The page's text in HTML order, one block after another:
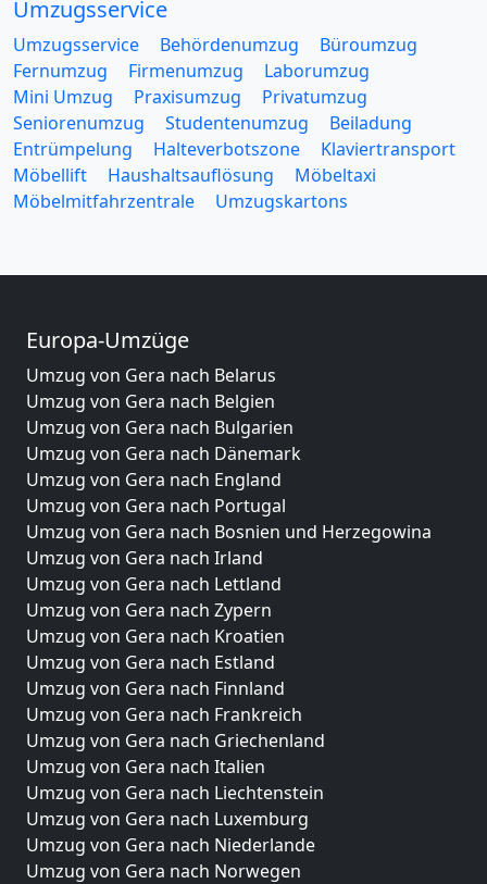
Umzugsservice
Umzugsservice Behördenumzug
Büroumzug
Fernumzug
Firmenumzug
Laborumzug
Mini Umzug
Praxisumzug
Privatumzug
Seniorenumzug
Studentenumzug
Beiladung
Entrümpelung
Halteverbotszone
Klaviertransport
Möbellift
Haushaltsauflösung
Möbeltaxi
Möbelmitfahrzentrale
Umzugskartons
Europa-Umzüge
Umzug von Gera nach Belarus
Umzug von Gera nach Belgien
Umzug von Gera nach Bulgarien
Umzug von Gera nach Dänemark
Umzug von Gera nach England
Umzug von Gera nach Portugal
Umzug von Gera nach Bosnien und Herzegowina
Umzug von Gera nach Irland
Umzug von Gera nach Lettland
Umzug von Gera nach Zypern
Umzug von Gera nach Kroatien
Umzug von Gera nach Estland
Umzug von Gera nach Finnland
Umzug von Gera nach Frankreich
Umzug von Gera nach Griechenland
Umzug von Gera nach Italien
Umzug von Gera nach Liechtenstein
Umzug von Gera nach Luxemburg
Umzug von Gera nach Niederlande
Umzug von Gera nach Norwegen